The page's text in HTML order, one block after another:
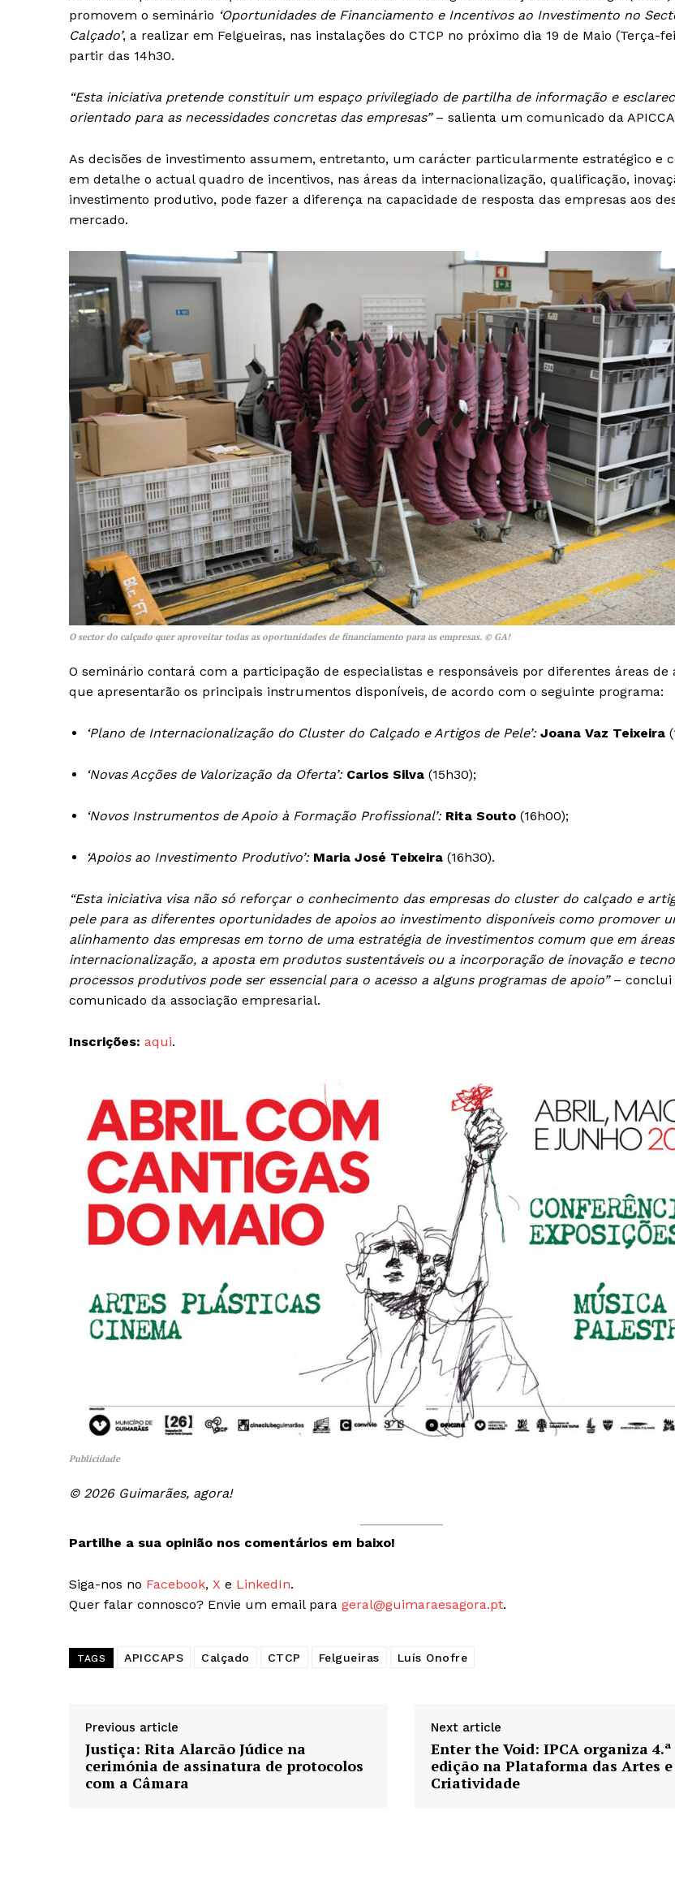
Guimarães, agora!
SUBSCREVA JÁ!
Grande Entrevista
promovem o seminário ‘Oportunidades de Financiamento e Incentivos ao Investimento no
Calçado’, a realizar em Felgueiras, nas instalações do CTCP no próximo dia 19 de Maio (Terça-
partir das 14h30.
“Esta iniciativa pretende constituir um espaço privilegiado de partilha de informação e
orientado para as necessidades concretas das empresas”– salienta um comunicado da
As decisões de investimento assumem, entretanto, um carácter particularmente estratégico e
em detalhe o actual quadro de incentivos, nas áreas da internacionalização, qualificação,
investimento produtivo, pode fazer a diferença na capacidade de resposta das empresas aos
mercado.
O sector do calçado quer aproveitar todas as oportunidades de financiamento para as empresas. © GA!
O seminário contará com a participação de especialistas e responsáveis por diferentes áreas de
que apresentarão os principais instrumentos disponíveis, de acordo com o seguinte programa:
‘Plano de Internacionalização do Cluster do Calçado e Artigos de Pele’: Joana Vaz Teixeira
‘Novas Acções de Valorização da Oferta’: Carlos Silva (15h30);
‘Novos Instrumentos de Apoio à Formação Profissional’: Rita Souto (16h00);
‘Apoios ao Investimento Produtivo’: Maria José Teixeira (16h30).
“Esta iniciativa visa não só reforçar o conhecimento das empresas do cluster do calçado e
pele para as diferentes oportunidades de apoios ao investimento disponíveis como promover
alinhamento das empresas em torno de uma estratégia de investimentos comum que em
internacionalização, a aposta em produtos sustentáveis ou a incorporação de inovação e
processos produtivos pode ser essencial para o acesso a alguns programas de apoio”– conclui
comunicado da associação empresarial.
Inscrições: aqui.
Publicidade
© 2026 Guimarães, agora!
Partilhe a sua opinião nos comentários em baixo!
Siga-nos no Facebook, X e LinkedIn.
Quer falar connosco? Envie um email para geral@guimaraesagora.pt.
TAGS APICCAPS Calçado CTCP Felgueiras Luís Onofre
Previous article
Justiça: Rita Alarcão Júdice na
cerimónia de assinatura de protocolos
com a Câmara
Next article
Enter the Void: IPCA organiza 4.ª
edição na Plataforma das Artes
Criatividade